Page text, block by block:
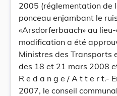
2005 (réglementation de
ponceau enjambant le
«Arsdorferbaach» au
modification a été
Ministres des Transports
des 18 et 21 mars 2008
R e d a n g e / A t t e r t.-
2007, le conseil